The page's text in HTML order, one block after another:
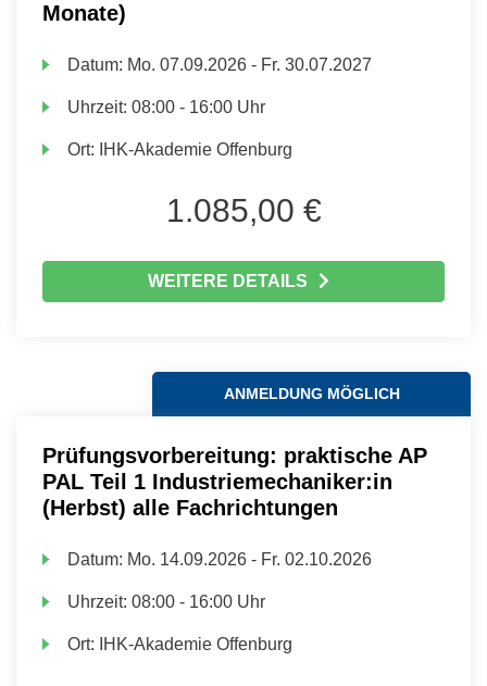
Monate)
Datum: Mo. 07.09.2026 - Fr. 30.07.2027
Uhrzeit:08:00 - 16:00 Uhr
Ort: IHK-Akademie Offenburg
1.085,00 €
WEITERE DETAILS
ANMELDUNG MÖGLICH
Prüfungsvorbereitung: praktische AP
PAL Teil 1 Industriemechaniker:in
(Herbst) alle Fachrichtungen
Datum: Mo. 14.09.2026 - Fr. 02.10.2026
Uhrzeit:08:00 - 16:00 Uhr
Ort: IHK-Akademie Offenburg